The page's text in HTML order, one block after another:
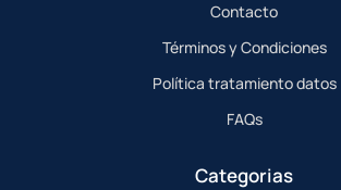
Contacto
Términos y Condiciones
Política tratamiento datos
FAQs
Categorias